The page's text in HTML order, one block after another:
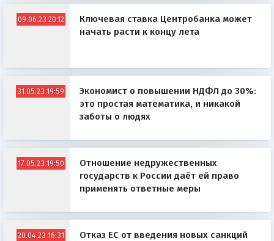
09.06.23 20:12
Ключевая ставка Центробанка может
начать расти к концу лета
31.05.23 19:59
Экономист о повышении НДФЛ до 30%:
это простая математика, и никакой
заботы о людях
17.05.23 19:50
Отношение недружественных
государств к России даёт ей право
применять ответные меры
20.04.23 16:31
Отказ ЕС от введения новых санкций